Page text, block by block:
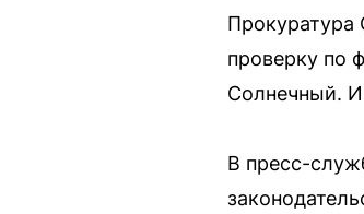
Прокуратура
проверку по
Солнечный.
В пресс-